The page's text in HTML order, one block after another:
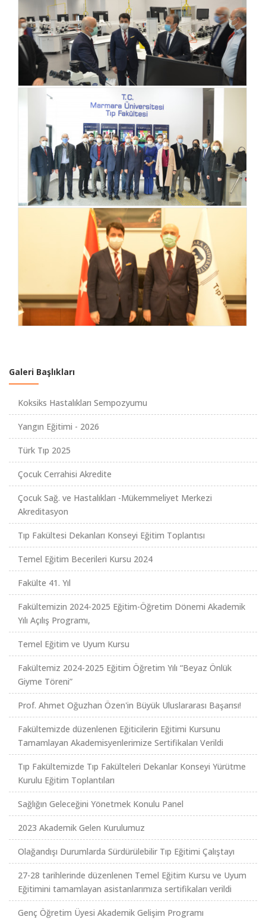
Galeri Başlıkları
Koksiks Hastalıkları Sempozyumu
Yangın Eğitimi - 2026
Türk Tıp 2025
Çocuk Cerrahisi Akredite
Çocuk Sağ. ve Hastalıkları -Mükemmeliyet Merkezi
Akreditasyon
Tıp Fakültesi Dekanları Konseyi Eğitim Toplantısı
Temel Eğitim Becerileri Kursu 2024
Fakülte 41. Yıl
Fakültemizin 2024-2025 Eğitim-Öğretim Dönemi Akademik
Yılı Açılış Programı,
Temel Eğitim ve Uyum Kursu
Fakültemiz 2024-2025 Eğitim Öğretim Yılı “Beyaz Önlük
Giyme Töreni”
Prof. Ahmet Oğuzhan Özen'in Büyük Uluslararası Başarısı!
Fakültemizde düzenlenen Eğiticilerin Eğitimi Kursunu
Tamamlayan Akademisyenlerimize Sertifikaları Verildi
Tıp Fakültemizde Tıp Fakülteleri Dekanlar Konseyi Yürütme
Kurulu Eğitim Toplantıları
Sağlığın Geleceğini Yönetmek Konulu Panel
2023 Akademik Gelen Kurulumuz
Olağandışı Durumlarda Sürdürülebilir Tıp Eğitimi Çalıştayı
27-28 tarihlerinde düzenlenen Temel Eğitim Kursu ve Uyum
Eğitimini tamamlayan asistanlarımıza sertifikaları verildi
Genç Öğretim Üyesi Akademik Gelişim Programı